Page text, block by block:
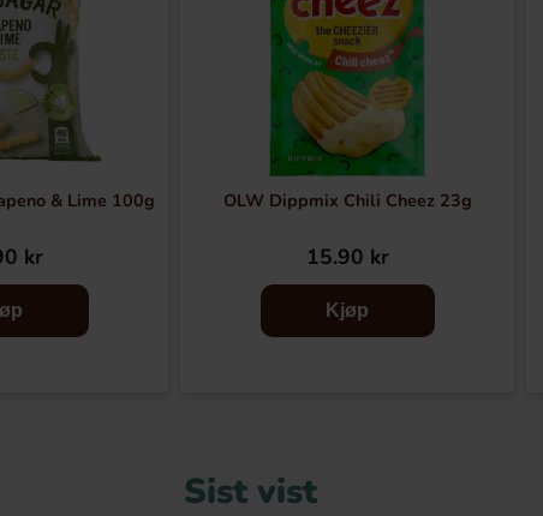
& Lime 100g
kr
OLW Dippmix Chili Cheez 23g
15.90 kr
Kjøp
Sist vist